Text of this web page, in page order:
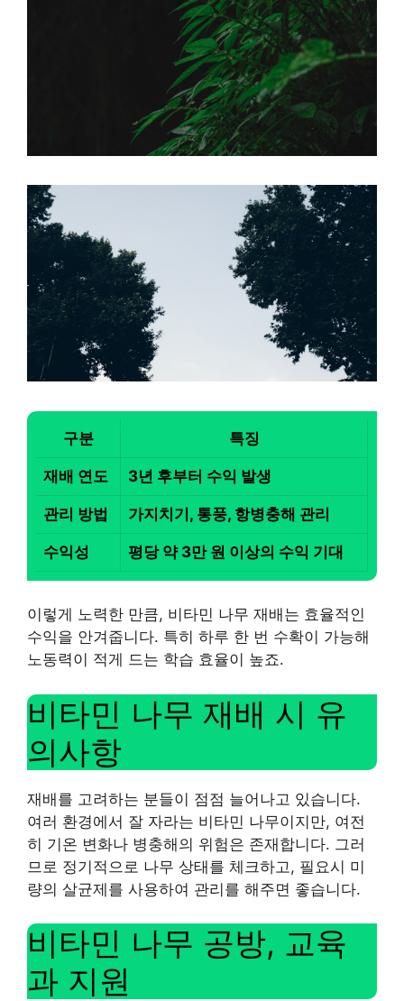
구분 특징
재배 연도 3년 후부터 수익 발생
관리 방법 가지치기, 통풍, 항병충해 관리
수익성 평당 약 3만 원 이상의 수익 기대
이렇게 노력한 만큼, 비타민 나무 재배는 효율적인
수익을 안겨줍니다. 특히 하루 한 번 수확이 가능해
노동력이 적게 드는 학습 효율이 높죠.
비타민 나무 재배 시 유
의사항
재배를 고려하는 분들이 점점 늘어나고 있습니다.
여러 환경에서 잘 자라는 비타민 나무이지만, 여전
히 기온 변화나 병충해의 위험은 존재합니다. 그러
므로 정기적으로 나무 상태를 체크하고, 필요시 미
량의 살균제를 사용하여 관리를 해주면 좋습니다.
비타민 나무 공방, 교육
과 지원